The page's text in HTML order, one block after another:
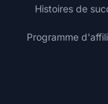
Histoires de
Programme